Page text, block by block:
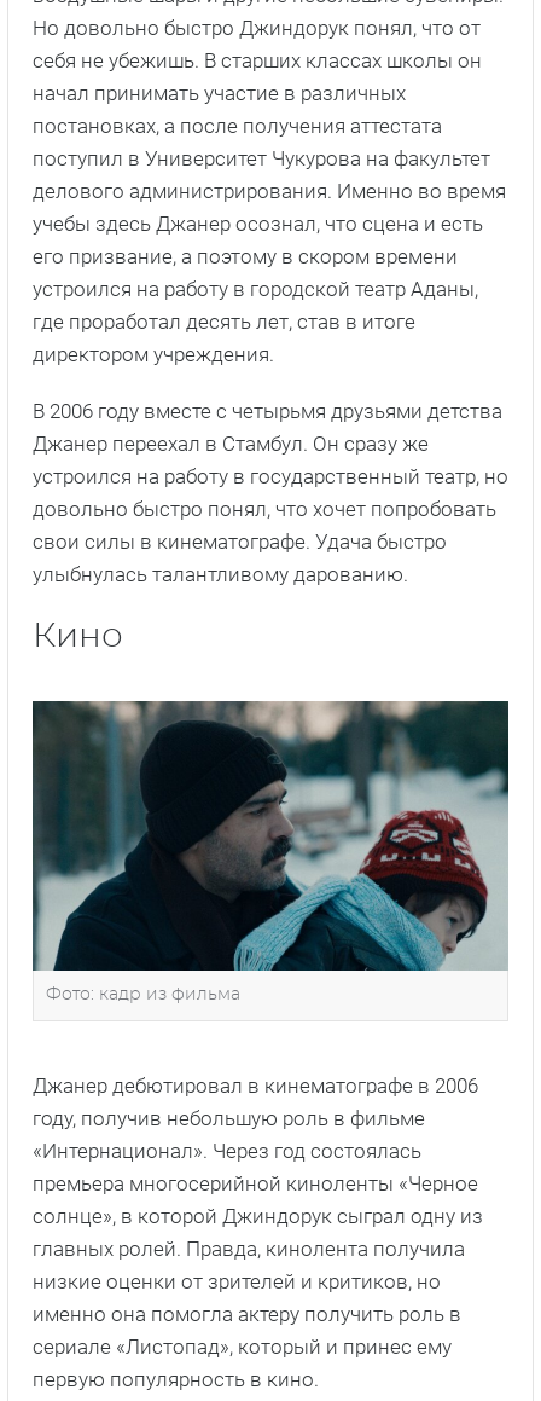
Но довольно быстро Джиндорук понял, что от
себя не убежишь. В старших классах школы он
начал принимать участие в различных
постановках, а после получения аттестата
поступил в Университет Чукурова на факультет
делового администрирования. Именно во время
учебы здесь Джанер осознал, что сцена и есть
его призвание, а поэтому в скором времени
устроился на работу в городской театр Аданы,
где проработал десять лет, став в итоге
директором учреждения.
В 2006 году вместе с четырьмя друзьями детства
Джанер переехал в Стамбул. Он сразу же
устроился на работу в государственный театр, но
довольно быстро понял, что хочет попробовать
свои силы в кинематографе. Удача быстро
улыбнулась талантливому дарованию.
Кино
Фото: кадр из фильма
Джанер дебютировал в кинематографе в 2006
году, получив небольшую роль в фильме
«Интернационал». Через год состоялась
премьера многосерийной киноленты «Черное
солнце», в которой Джиндорук сыграл одну из
главных ролей. Правда, кинолента получила
низкие оценки от зрителей и критиков, но
именно она помогла актеру получить роль в
сериале «Листопад», который и принес ему
первую популярность в кино.